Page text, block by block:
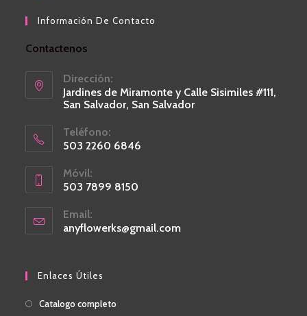
Información De Contacto
Contactenos
Dirección:
Jardines de Miramonte y Calle Sisimiles #111,
San Salvador, San Salvador
Teléfono:
503 2260 6846
Móvil:
503 7899 8150
Email:
anyflowerks@gmail.com
Enlaces Útiles
Catalogo completo